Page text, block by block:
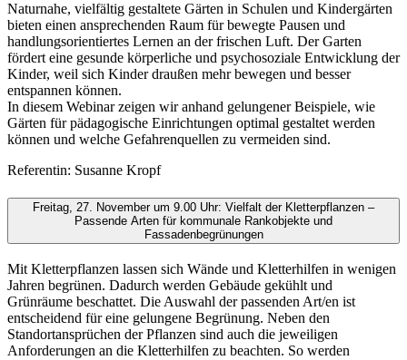
Naturnahe, vielfältig gestaltete Gärten in Schulen und Kindergärten
bieten einen ansprechenden Raum für bewegte Pausen und
handlungsorientiertes Lernen an der frischen Luft. Der Garten
fördert eine gesunde körperliche und psychosoziale Entwicklung der
Kinder, weil sich Kinder draußen mehr bewegen und besser
entspannen können.
In diesem Webinar zeigen wir anhand gelungener Beispiele, wie
Gärten für pädagogische Einrichtungen optimal gestaltet werden
können und welche Gefahrenquellen zu vermeiden sind.
Referentin: Susanne Kropf
Freitag, 27. November um 9.00 Uhr: Vielfalt der Kletterpflanzen –
Passende Arten für kommunale Rankobjekte und
Fassadenbegrünungen
Mit Kletterpflanzen lassen sich Wände und Kletterhilfen in wenigen
Jahren begrünen. Dadurch werden Gebäude gekühlt und
Grünräume beschattet. Die Auswahl der passenden Art/en ist
entscheidend für eine gelungene Begrünung. Neben den
Standortansprüchen der Pflanzen sind auch die jeweiligen
Anforderungen an die Kletterhilfen zu beachten. So werden